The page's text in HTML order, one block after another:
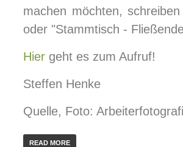
machen möchten,
oder "Stammtisch -
Hier geht es zum Aufruf!
Steffen Henke
Quelle, Foto:
READ MORE